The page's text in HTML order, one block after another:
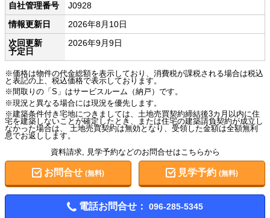
自社管理番号
J0928
情報更新日
2026年8月10日
次回更新
予定日
2026年9月9日
※価格は物件の代金総額を表示しており、消費税が課税される場合は税込
と表記の上、税込価格で表示しております。
※間取りの「S」はサービスルーム（納戸）です。
※現況と異なる場合には現況を優先します。
※建築条件付き宅地につきましては、土地売買契約締結後3カ月以内に住
宅を建築しないことが確定したとき、または住宅の建築請負契約が成立し
なかった場合は、 土地売買契約は無効となり、受領した金額は全額無利
息でお返しします。
資料請求, 見学予約などのお問合せはこちらから
お問合せ (無料) 見学予約(無料)
電話お問合せ： 096-285-5345